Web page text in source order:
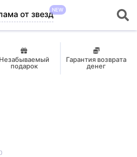
от звездNEW
Незабываемый
подарок
Гарантия возврата
денег